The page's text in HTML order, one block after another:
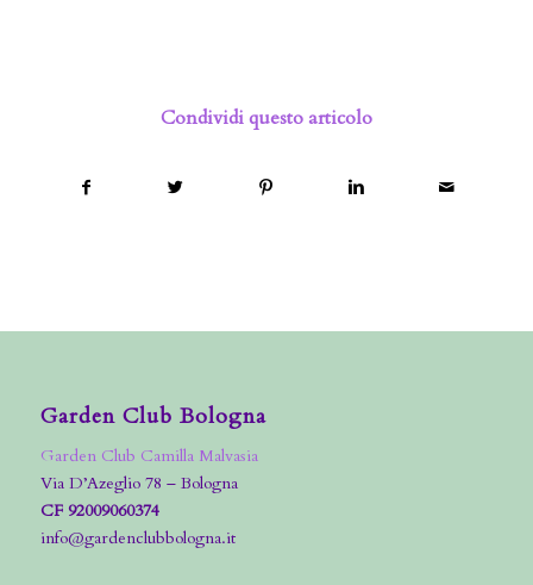
Condividi questo articolo
Garden Club Bologna
Garden Club Camilla Malvasia
Via D’Azeglio 78 – Bologna
CF 92009060374
info@gardenclubbologna.it